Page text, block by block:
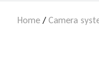
Home / Camera